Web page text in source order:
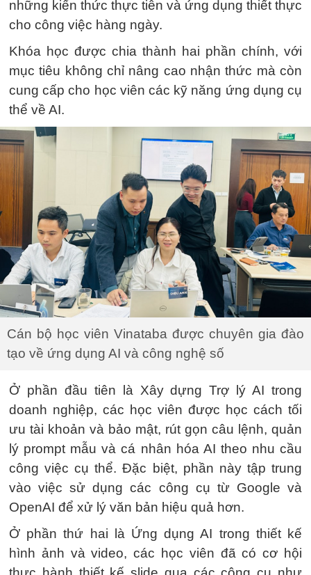
những kiến thức thực tiễn và ứng dụng thiết thực
cho công việc hàng ngày.
Khóa học được chia thành hai phần chính, với
mục tiêu không chỉ nâng cao nhận thức mà còn
cung cấp cho học viên các kỹ năng ứng dụng cụ
thể về AI.
Cán bộ học viên Vinataba được chuyên gia đào
tạo về ứng dụng AI và công nghệ số
Ở phần đầu tiên là Xây dựng Trợ lý AI trong
doanh nghiệp, các học viên được học cách tối
ưu tài khoản và bảo mật, rút gọn câu lệnh, quản
lý prompt mẫu và cá nhân hóa AI theo nhu cầu
công việc cụ thể. Đặc biệt, phần này tập trung
vào việc sử dụng các công cụ từ Google và
OpenAI để xử lý văn bản hiệu quả hơn.
Ở phần thứ hai là Ứng dụng AI trong thiết kế
hình ảnh và video, các học viên đã có cơ hội